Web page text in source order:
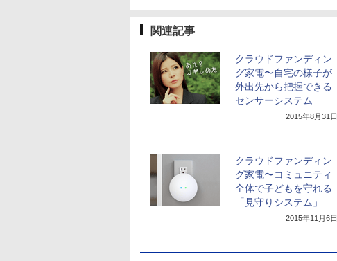
関連記事
クラウドファンディン
グ家電〜自宅の様子が
外出先から把握できる
センサーシステム
2015年8月31日
クラウドファンディン
グ家電〜コミュニティ
全体で子どもを守れる
「見守りシステム」
2015年11月6日